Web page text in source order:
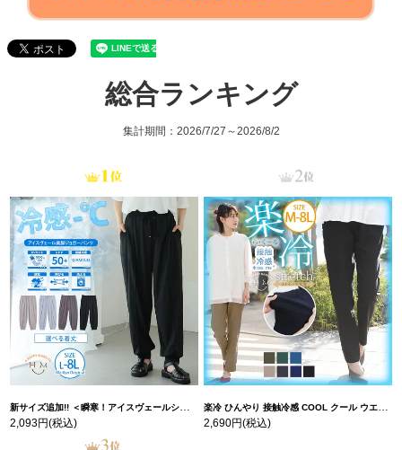
総合ランキング
集計期間：2026/7/27～2026/8/2
新サイズ追加!! ＜瞬寒！アイスヴェールシリーズ＞ 美脚 ジョガーパンツ 【ウェストゴム】 【ストレッチ】 | 大きいサイズの通販ならハッピーマリリン
2,093円(税込)
楽冷 ひんやり 接触冷感 COOL クール ウエストゴム 楽ちん ストレッチ 美脚 レギパン 【ストレッチ】 | 大きいサイズの通販ならハッピーマリリン
2,690円(税込)